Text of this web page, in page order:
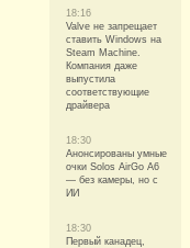
18:16
Valve не запрещает
ставить Windows на
Steam Machine.
Компания даже
выпустила
соответствующие
драйвера
18:30
Анонсированы умные
очки Solos AirGo A6
— без камеры, но с
ИИ
18:30
Первый канадец,